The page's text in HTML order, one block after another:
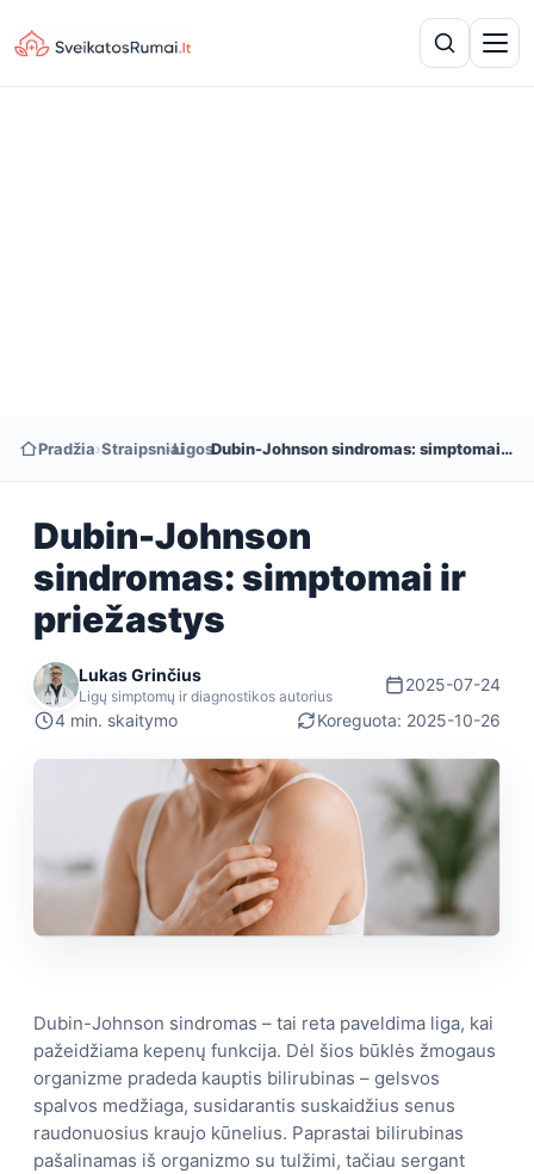
Pradžia›Straipsniai
›Ligos
› Dubin-Johnson sindromas: simptomai ir priežastys
Dubin-Johnson
sindromas: simptomai ir
priežastys
Lukas Grinčius
Ligų simptomų ir diagnostikos autorius
2025-07-24
4 min. skaitymo
Koreguota: 2025-10-26
Dubin-Johnson sindromas – tai reta paveldima liga, kai
pažeidžiama kepenų funkcija. Dėl šios būklės žmogaus
organizme pradeda kauptis bilirubinas – gelsvos
spalvos medžiaga, susidarantis suskaidžius senus
raudonuosius kraujo kūnelius. Paprastai bilirubinas
pašalinamas iš organizmo su tulžimi, tačiau sergant